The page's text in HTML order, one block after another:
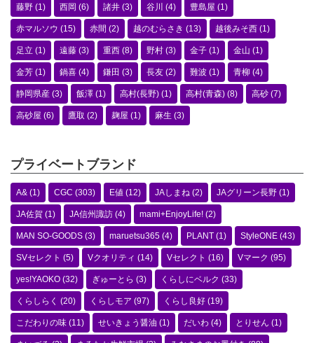
藤野 (1) 西岡 (6) 諸井 (3) 谷川 (4) 豊島屋 (1)
赤マルソウ (15) 赤間 (2) 越のむらさき (13) 越後みそ西 (1)
足立 (1) 遠藤 (3) 重西 (8) 野村 (3) 金子 (1) 金山 (1)
金芳 (1) 鍋喜 (4) 鎌田 (3) 長友 (2) 難波 (1) 青柳 (4)
静岡県産 (3) 飯澤 (1) 高村(長野) (1) 高村(青森) (8) 高砂 (7)
高砂屋 (6) 鷹取 (2) 麹屋 (1) 麻生 (3)
プライベートブランド
A& (1) CGC (303) E値 (12) JAしまね (2) JAグリーン長野 (1)
JA佐賀 (1) JA信州諏訪 (4) mami+EnjoyLife! (2)
MAN SO-GOODS (3) maruetsu365 (4) PLANT (1) StyleONE (43)
SVセレクト (5) Vクオリティ (14) Vセレクト (16) Vマーク (95)
yes!YAOKO (32) ぎゅーとら (3) くらしにベルク (33)
くらしらく (20) くらしモア (97) くらし良好 (19)
こだわりの味 (11) せいきょう醤油 (1) だいわ (4) とりせん (1)